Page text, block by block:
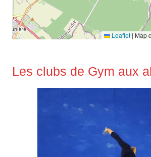
Leaflet |Map
Les clubs de Gym aux